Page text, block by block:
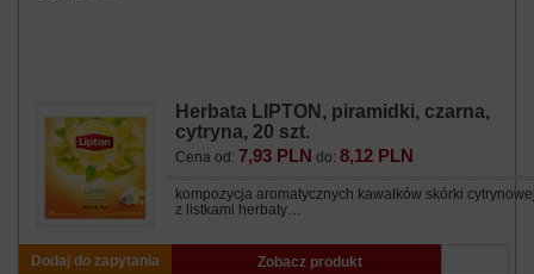
Herbata LIPTON, piramidki, czarna,
cytryna, 20 szt.
Cena od: 7,93 PLN do: 8,12 PLN
kompozycja aromatycznych kawałków skórki
z listkami herbaty…
Dodaj do zapytania Zobacz produkt